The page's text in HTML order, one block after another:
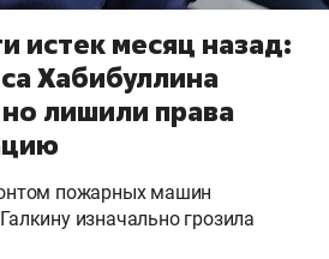
истек месяц назад:
Хабибуллина
лишили права
пожарных машин
изначально грозила